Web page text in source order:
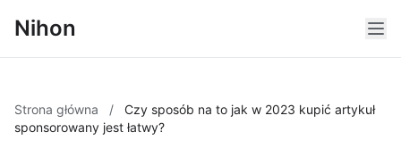
Nihon
Strona główna /
Czy sposób na to jak w 2023 kupić artykuł
sponsorowany jest łatwy?